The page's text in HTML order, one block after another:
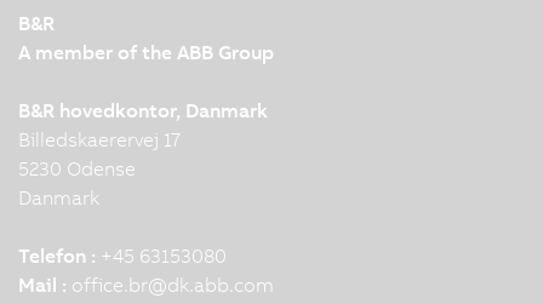
B&R
A member of the ABB Group
B&R hovedkontor, Danmark
Billedskaerervej 17
5230 Odense
Danmark
Telefon : +45 63153080
Mail : office.br@dk.abb.com